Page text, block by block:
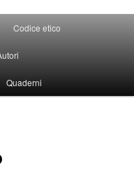
Codice etico
Quaderni